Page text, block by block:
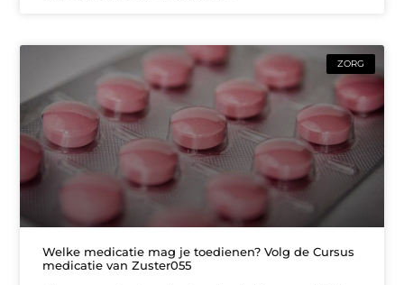
ZORG
Welke medicatie mag je toedienen? Volg de Cursus
medicatie van Zuster055